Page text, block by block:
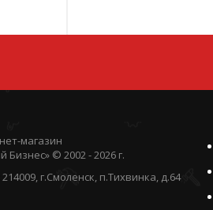
магазин
Бизнес» © 2002 - 2026 г.
г.Смоленск, п.Тихвинка, д.64